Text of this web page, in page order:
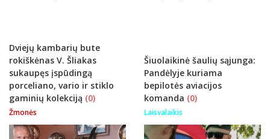
Dviejų kambarių bute
rokiškėnas V. Šliakas
sukaupęs įspūdingą
porceliano, vario ir stiklo
gaminių kolekciją (0)
Žmonės
Šiuolaikinė šaulių sąjunga:
Pandėlyje kuriama
bepilotės aviacijos
komanda (0)
Laisvalaikis